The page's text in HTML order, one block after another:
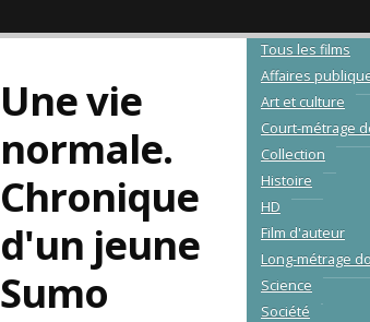
Tous les films
Affaires
Art et culture
Court-métrage
Collection
Histoire
HD
Film d'auteur
Long-métrage
Science
Société
Une vie
normale.
Chronique
d'un jeune
Sumo